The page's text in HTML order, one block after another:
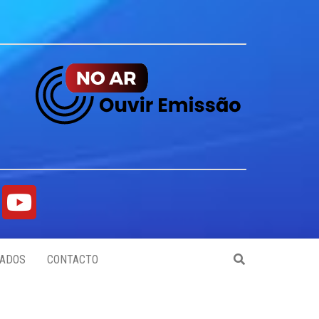
CONTACTO